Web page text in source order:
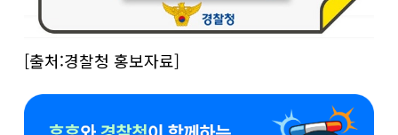
[출처:경찰청 홍보자료]